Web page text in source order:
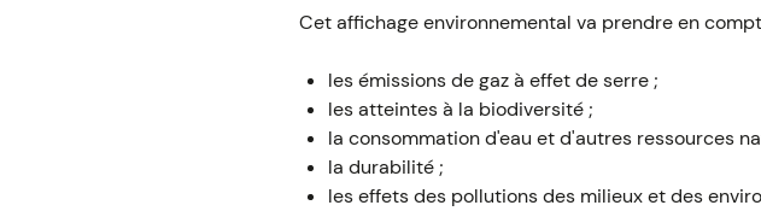
Cet affichage environnemental va prendre en
les émissions de gaz à effet de serre ;
les atteintes à la biodiversité ;
la consommation d'eau et d'autres ressources
la durabilité ;
les effets des pollutions des milieux et des